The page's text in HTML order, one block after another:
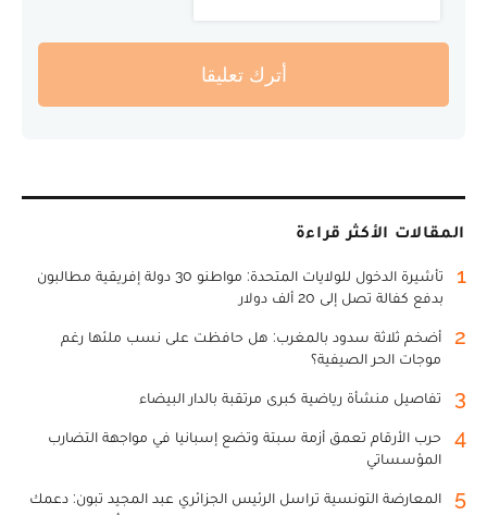
أترك تعليقا
المقالات الأكثر قراءة
1
تأشيرة الدخول للولايات المتحدة: مواطنو 30 دولة إفريقية مطالبون
بدفع كفالة تصل إلى 20 ألف دولار
2
أضخم ثلاثة سدود بالمغرب: هل حافظت على نسب ملئها رغم
موجات الحر الصيفية؟
3 تفاصيل منشأة رياضية كبرى مرتقبة بالدار البيضاء
4
حرب الأرقام تعمق أزمة سبتة وتضع إسبانيا في مواجهة التضارب
المؤسساتي
5
المعارضة التونسية تراسل الرئيس الجزائري عبد المجيد تبون: دعمك